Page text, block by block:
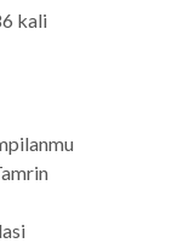
kali